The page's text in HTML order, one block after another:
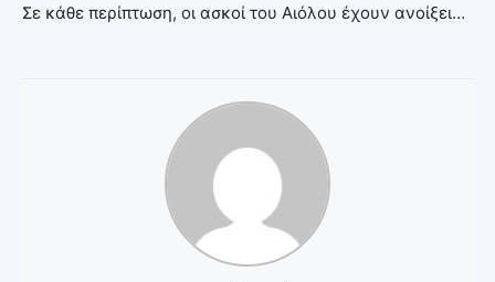
Σε κάθε περίπτωση, οι ασκοί του Αιόλου έχουν ανοίξει…